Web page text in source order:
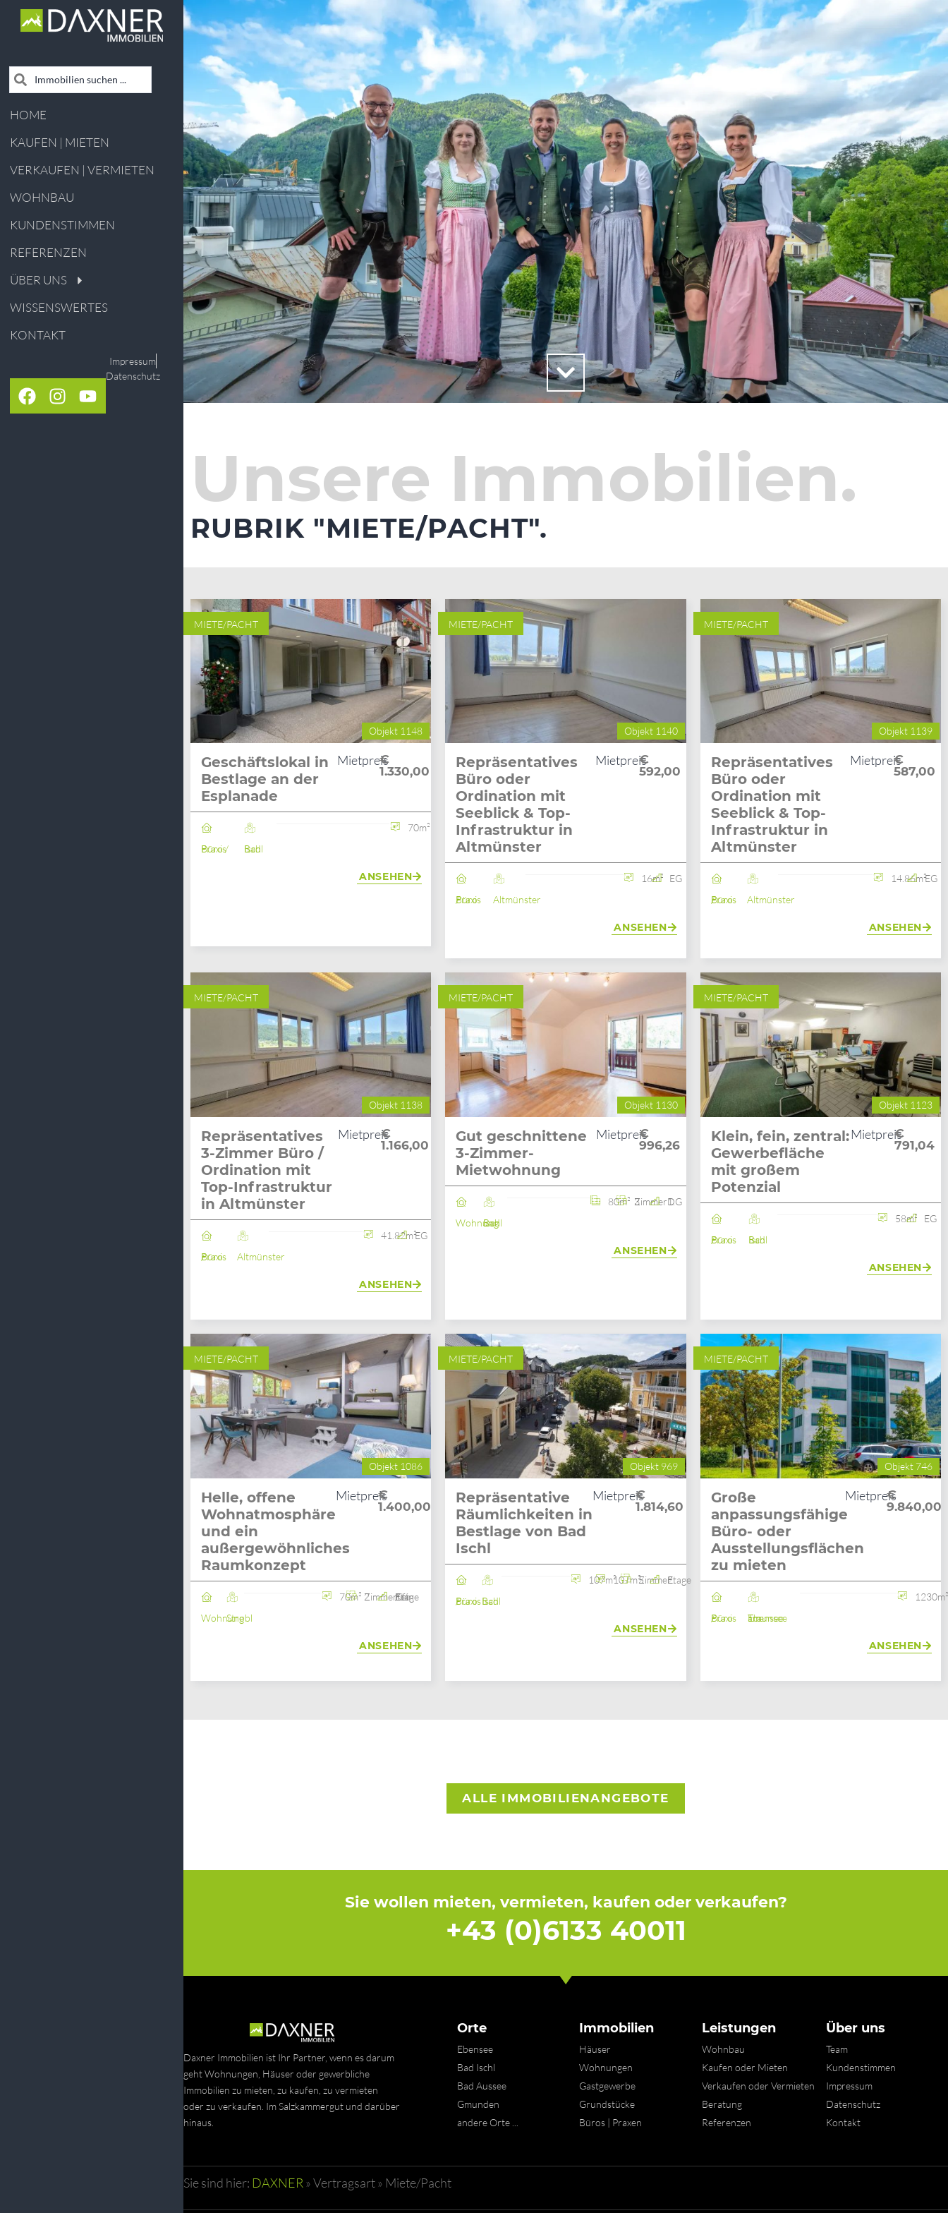
HOME
KAUFEN | MIETEN
VERKAUFEN | VERMIETEN
WOHNBAU
KUNDENSTIMMEN
REFERENZEN
ÜBER UNS
WISSENSWERTES
KONTAKT
Impressum
Datenschutz
Unsere Immobilien.
RUBRIK "MIETE/PACHT".
MIETE/PACHT
Objekt 1148
Geschäftslokal in
Bestlage an der
Esplanade
Mietpreis
€
1.330,00
Büro / Praxis Bad Ischl
70m²
ANSEHEN
MIETE/PACHT
Objekt 1140
Repräsentatives
Büro oder
Ordination mit
Seeblick & Top-
Infrastruktur in
Altmünster
Mietpreis
€
592,00
Büro / Praxis Altmünster
16m² EG
ANSEHEN
MIETE/PACHT
Objekt 1139
Repräsentatives
Büro oder
Ordination mit
Seeblick & Top-
Infrastruktur in
Altmünster
Mietpreis
€
587,00
Büro / Praxis Altmünster
14.86m²EG
ANSEHEN
MIETE/PACHT
Objekt 1138
Repräsentatives
3-Zimmer Büro /
Ordination mit
Top-Infrastruktur
in Altmünster
Mietpreis
€
1.166,00
Büro / Praxis Altmünster
41.82m²EG
ANSEHEN
MIETE/PACHT
Objekt 1130
Gut geschnittene
3-Zimmer-
Mietwohnung
Mietpreis
€
996,26
Wohnung
Bad Ischl
80m² 3 Zimmer1. DG
ANSEHEN
MIETE/PACHT
Objekt 1123
Klein, fein, zentral:
Gewerbefläche
mit großem
Potenzial
Mietpreis
€
791,04
Büro / Praxis Bad Ischl
58m² EG
ANSEHEN
MIETE/PACHT
Objekt 1086
Helle, offene
Wohnatmosphäre
und ein
außergewöhnliches
Raumkonzept
Mietpreis
€
1.400,00
Wohnung
Strobl
70m² 2 Zimmer1. Etage / Kein Lift
ANSEHEN
MIETE/PACHT
Objekt 969
Repräsentative
Räumlichkeiten in
Bestlage von Bad
Ischl
Mietpreis
€
1.814,60
Büro / PraxisBad Ischl
107m²107m²5 Zimmer2. Etage
ANSEHEN
MIETE/PACHT
Objekt 746
Große
anpassungsfähige
Büro- oder
Ausstellungsflächen
zu mieten
Mietpreis
€
9.840,00
Büro / Praxis Ebensee am Traunsee
ANSEHEN
ALLE IMMOBILIENANGEBOTE
Sie wollen mieten, vermieten, kaufen oder verkaufen?
+43 (0)6133 40011
Daxner Immobilien ist Ihr Partner, wenn es darum
geht Wohnungen, Häuser oder gewerbliche
Immobilien zu mieten, zu kaufen, zu vermieten
oder zu verkaufen. Im Salzkammergut und darüber
hinaus.
Orte
Ebensee
Bad Ischl
Bad Aussee
Gmunden
andere Orte ...
Immobilien
Häuser
Wohnungen
Gastgewerbe
Grundstücke
Büros | Praxen
Leistungen
Wohnbau
Kaufen oder Mieten
Verkaufen oder Vermieten
Beratung
Referenzen
Über uns
Team
Kundenstimmen
Impressum
Datenschutz
Kontakt
Sie sind hier: DAXNER »Vertragsart» Miete/Pacht